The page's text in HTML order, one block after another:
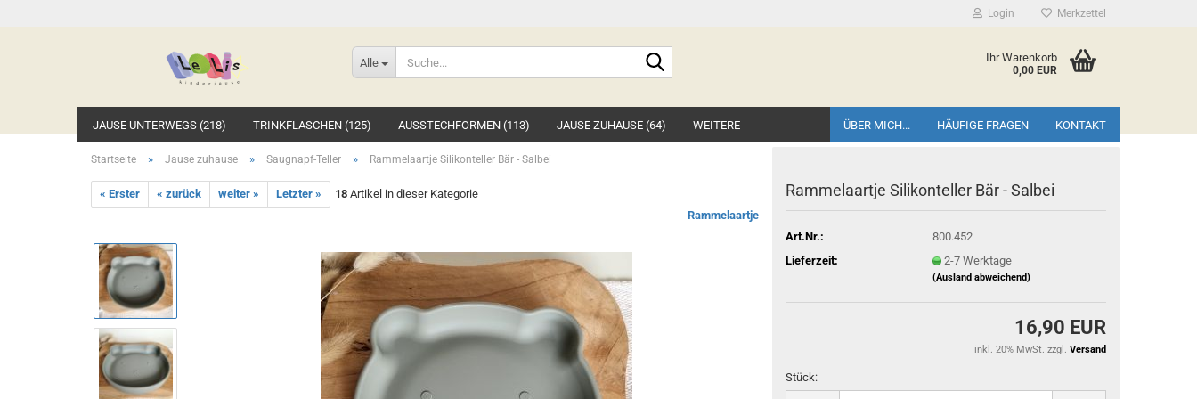
Login Merkzettel
Alle Ihr Warenkorb
0,00 EUR
JAUSE UNTERWEGS (218) TRINKFLASCHEN (125) AUSSTECHFORMEN (113) JAUSE ZUHAUSE (64) ÜBER MICH... HÄUFIGE FRAGEN KONTAKT
WEITERE
Startseite » Jause zuhause » Saugnapf-Teller » Rammelaartje Silikonteller Bär - Salbei
« Erster « zurück weiter » Letzter » 18 Artikel in dieser Kategorie
Rammelaartje
Rammelaartje Silikonteller Bär - Salbei
Art.Nr.:
800.452
Lieferzeit:
2-7 Werktage
(Ausland abweichend)
16,90 EUR
inkl. 20% MwSt. zzgl. Versand
Stück: